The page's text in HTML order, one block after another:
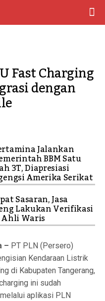
Fast Charging
dengan
Jalankan
BBM Satu
3T, Diapresiasi
Amerika Serikat
Sasaran, Jasa
Lakukan Verifikasi
Waris
– PT PLN (Persero)
Kendaraan Listrik
di Kabupaten Tangerang,
ini sudah
aplikasi PLN